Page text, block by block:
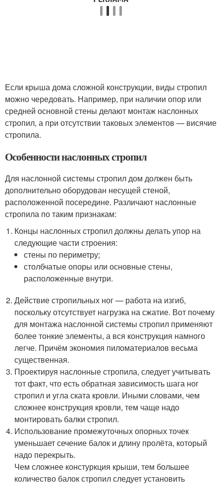
Если крыша дома сложной конструкции, виды стропил
можно чередовать. Например, при наличии опор или
средней основной стены делают монтаж наслонных
стропил, а при отсутствии таковых элементов — висячие
стропила.
Особенности наслонных стропил
Для наслонной системы стропил дом должен быть
дополнительно оборудован несущей стеной,
расположенной посередине. Различают наслонные
стропила по таким признакам:
Концы наслонных стропил должны делать упор на
следующие части строения:
стены по периметру;
столбчатые опоры или основные стены,
расположенные внутри.
Действие стропильных ног — работа на изгиб,
поскольку отсутствует нагрузка на сжатие. Вот почему
для монтажа наслонной системы стропил применяют
более тонкие элементы, а вся конструкция намного
легче. Причём экономия пиломатериалов весьма
существенная.
Проектируя наслонные стропила, следует учитывать
тот факт, что есть обратная зависимость шага ног
стропил и угла ската кровли. Иными словами, чем
сложнее конструкция кровли, тем чаще надо
монтировать балки стропил.
Использование промежуточных опорных точек
уменьшает сечение балок и длину пролёта, который
надо перекрыть.
Чем сложнее констуркция крыши, тем большее
количество балок стропил следует установить